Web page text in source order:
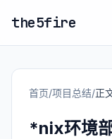
the5fire
首页/项目总结/正
*nix环境